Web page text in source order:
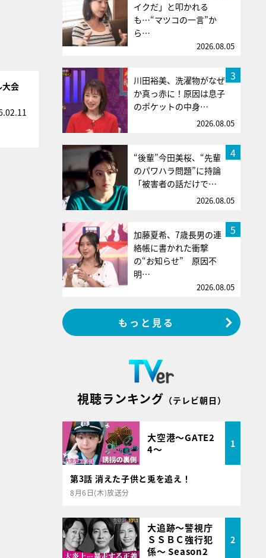
大会
イクだ」と叩かれる
も…“マツコの一言”か
ら…
2026.08.05
3
川田裕美、洗濯物がなぜ
か真っ赤に！原因は息子
のポケットの中身…
2026.08.05
4
“後輩”今田美桜、“先輩
のパワハラ問題”に持論
「被害者の話だけで…
2026.08.05
5
加藤夏希、7歳長男の連
絡帳に書かれた衝撃
の“お知らせ” 原因不
明…
2026.08.05
もっと見る
視聴ランキング （テレビ朝日）
大空港～GATE2
4～
1
第3話 消えた子供と兎を追え！
8月6日(木)放送分
大追跡～警視庁
ＳＳＢＣ強行犯
係～ Season2
2